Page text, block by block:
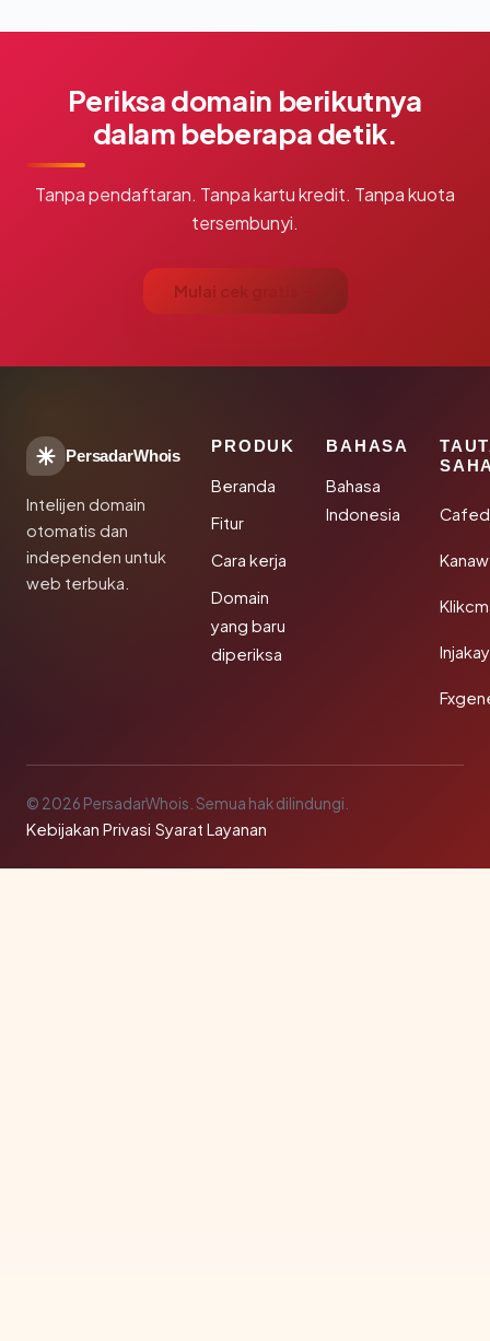
Periksa domain berikutnya
dalam beberapa detik.
Tanpa pendaftaran. Tanpa kartu kredit. Tanpa kuota
tersembunyi.
Mulai cek gratis →
PersadarWhois
Intelijen domain
otomatis dan
independen untuk
web terbuka.
PRODUK
Beranda
Fitur
Cara kerja
Domain
yang baru
diperiksa
BAHASA
Bahasa
Indonesia
© 2026 PersadarWhois. Semua hak dilindungi.
Kebijakan Privasi·Syarat Layanan